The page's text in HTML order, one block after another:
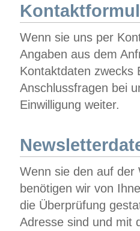
Wenn sie uns per
Angaben aus dem
Kontaktdaten zwecks
Anschlussfragen bei
Einwilligung weiter.
Wenn sie den auf der
benötigen wir von
die Überprüfung
Adresse sind und mit